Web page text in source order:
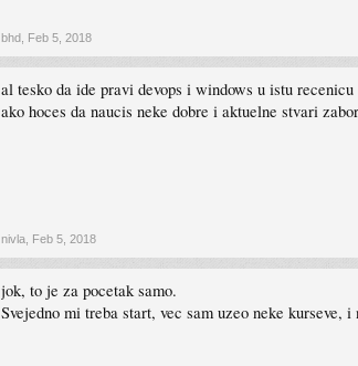
bhd Feb 5, 2018
al tesko da ide pravi devops i windows u istu recenicu
ako hoces da naucis neke dobre i aktuelne stvari
nivla Feb 5, 2018
jok, to je za pocetak samo.
Svejedno mi treba start, vec sam uzeo neke kurseve,